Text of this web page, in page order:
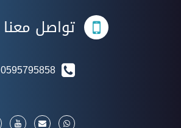
تواصل معنا
0595795858